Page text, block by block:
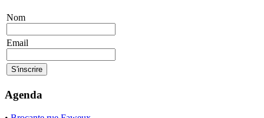
Nom
Email
Agenda